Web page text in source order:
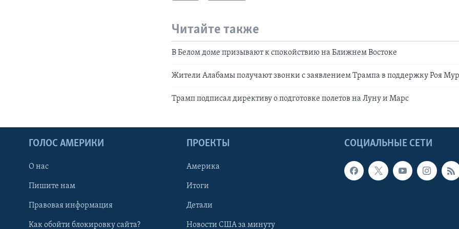
Читайте также
В Белом доме призывают к спокойствию на Ближнем Востоке
Жители Алабамы получают звонки с заявлением Трампа в поддержку Роя
Трамп подписал директиву о подготовке полетов на Луну и Марс
СОЦИАЛЬНЫЕ СЕТИ
ГОЛОС АМЕРИКИ
О нас
Пишите нам
Правовая информация
Как обойти блокировку сайта?
ПРОЕКТЫ
Америка
Итоги
Детали
Новости США за минуту